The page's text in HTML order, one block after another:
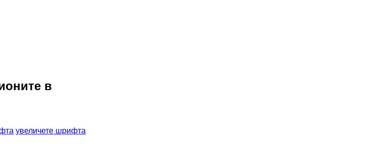
в
увеличете шрифта